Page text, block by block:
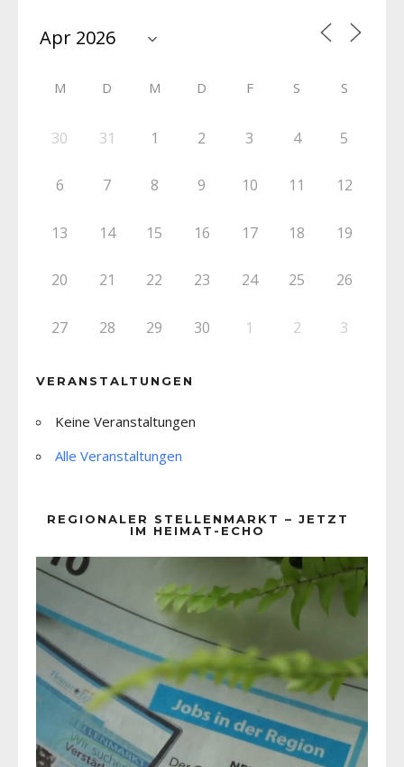
M D M D F S S
30 31 1 2 3 4 5
6 7 8 9 10 11 12
13 14 15 16 17 18 19
20 21 22 23 24 25 26
27 28 29 30 1 2 3
VERANSTALTUNGEN
Keine Veranstaltungen
Alle Veranstaltungen
REGIONALER STELLENMARKT – JETZT
IM HEIMAT-ECHO
Player